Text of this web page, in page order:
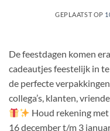
GEPLAATST OP
De feestdagen komen
cadeautjes feestelijk in
de perfecte
collega’s, klanten,
Houd rekening
16 december t/m 3